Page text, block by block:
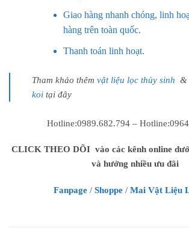
Giao hàng nhanh chóng, linh
hàng trên toàn quốc.
Thanh toán linh hoạt.
Tham khảo thêm vật liệu lọc thủy sinh &
koi tại đây
Hotline:0989.682.794 –
CLICK THEO DÕI vào các kênh online
và hưởng nhiều ưu đãi
Fanpage / Shoppe / Mai Vật Liệu